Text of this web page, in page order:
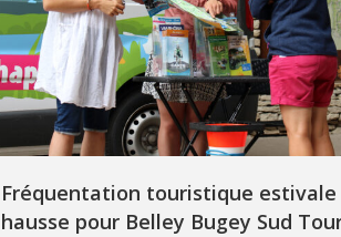
Fréquentation touristique estivale
hausse pour Belley Bugey Sud